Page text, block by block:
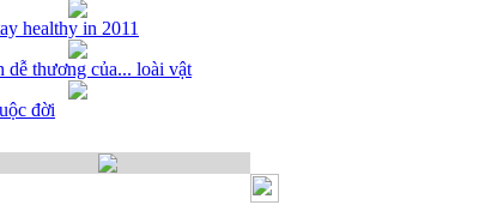
healthy in 2011
dễ thương của... loài vật
đời